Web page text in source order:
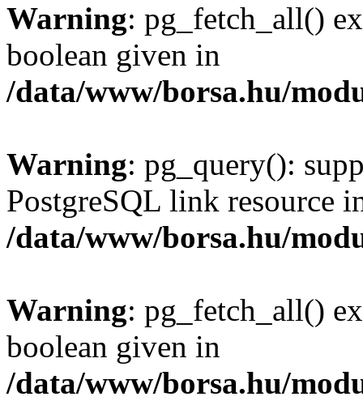
Warning: pg_fetch_all()
boolean given in
/data/www/borsa.hu/
Warning: pg_query():
PostgreSQL link resource
/data/www/borsa.hu/
Warning: pg_fetch_all()
boolean given in
/data/www/borsa.hu/